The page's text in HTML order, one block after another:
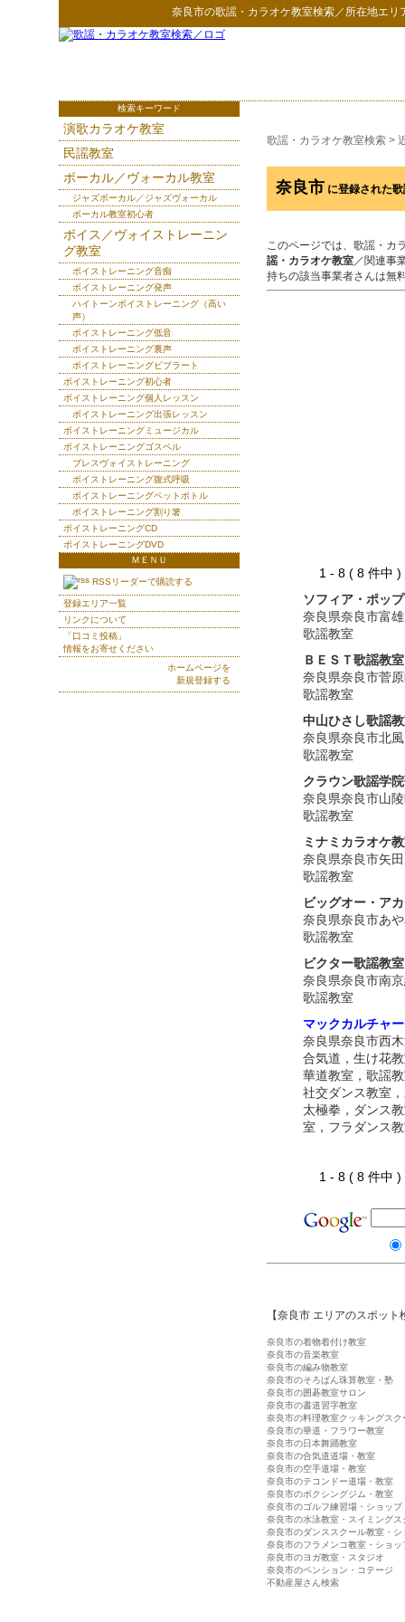
奈良市の歌謡・カラオケ教室検索／所在地エリ
歌謡・カラオケ教室検索 >
奈良市 に登録された
このページでは、歌謡・カ
謡・カラオケ教室／関連事
持ちの該当事業者さんは無
1 - 8 ( 8 件
ソフィア・ポッ
奈良県奈良市富
歌謡教室
ＢＥＳＴ歌謡教室
奈良県奈良市菅
歌謡教室
中山ひさし歌謡
奈良県奈良市北
歌謡教室
クラウン歌謡学
奈良県奈良市山
歌謡教室
ミナミカラオケ
奈良県奈良市矢
歌謡教室
ビッグオー・ア
奈良県奈良市あ
歌謡教室
ビクター歌謡教
奈良県奈良市南
歌謡教室
マックカルチャ
奈良県奈良市西
合気道，生け花
華道教室，歌謡
社交ダンス教室
太極拳，ダンス
室，フラダンス
1 - 8 ( 8 件
【奈良市 エリアのスポット
奈良市の着物着付け教室
奈良市の音楽教室
奈良市の編み物教室
奈良市のそろばん珠算教室・塾
奈良市の囲碁教室サロン
奈良市の書道習字教室
奈良市の料理教室クッキングスク
奈良市の華道・フラワー教室
奈良市の日本舞踊教室
奈良市の合気道道場・教室
奈良市の空手道場・教室
奈良市のテコンドー道場・教室
奈良市のボクシングジム・教室
奈良市のゴルフ練習場・ショップ
奈良市の水泳教室・スイミングス
奈良市のダンススクール教室・シ
奈良市のフラメンコ教室・ショッ
奈良市のヨガ教室・スタジオ
奈良市のペンション・コテージ
不動産屋さん検索
検索キーワード
演歌カラオケ教室
民謡教室
ボーカル／ヴォーカル教室
ジャズボーカル／ジャズヴォーカル
ボーカル教室初心者
ボイス／ヴォイストレーニン
グ教室
ボイストレーニング音痴
ボイストレーニング発声
ハイトーンボイストレーニング（高い
声）
ボイストレーニング低音
ボイストレーニング裏声
ボイストレーニングビブラート
ボイストレーニング初心者
ボイストレーニング個人レッスン
ボイストレーニング出張レッスン
ボイストレーニングミュージカル
ボイストレーニングゴスペル
ブレスヴォイストレーニング
ボイストレーニング腹式呼吸
ボイストレーニングペットボトル
ボイストレーニング割り箸
ボイストレーニングCD
ボイストレーニングDVD
ＭＥＮＵ
RSSリーダーで購読する
登録エリア一覧
リンクについて
「口コミ投稿」
情報をお寄せください
ホームページを
新規登録する